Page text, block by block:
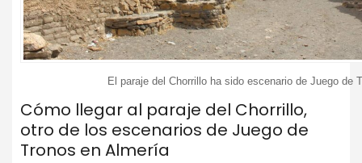
El paraje del Chorrillo ha sido escenario de Juego
Cómo llegar al paraje del Chorrillo,
otro de los escenarios de Juego de
Tronos en Almería